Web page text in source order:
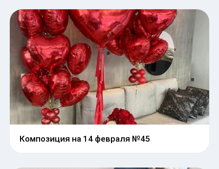
Композиция на 14 февраля №45